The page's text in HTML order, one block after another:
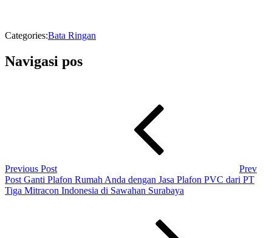
Categories:Bata Ringan
Navigasi pos
Previous Post
Prev
Post Ganti Plafon Rumah Anda dengan Jasa Plafon PVC dari PT
Tiga Mitracon Indonesia di Sawahan Surabaya